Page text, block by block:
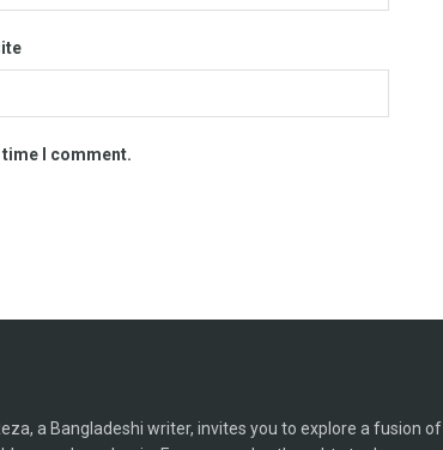
I comment.
a Bangladeshi writer, invites you to explore a fusion of